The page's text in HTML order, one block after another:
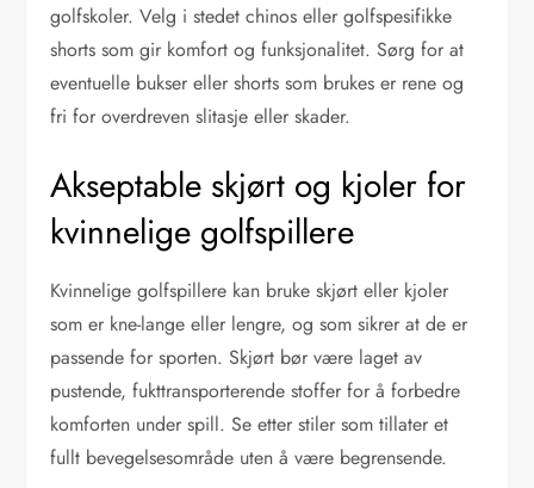
golfskoler. Velg i stedet chinos eller golfspesifikke
shorts som gir komfort og funksjonalitet. Sørg for at
eventuelle bukser eller shorts som brukes er rene og
fri for overdreven slitasje eller skader.
Akseptable skjørt og kjoler for
kvinnelige golfspillere
Kvinnelige golfspillere kan bruke skjørt eller kjoler
som er kne-lange eller lengre, og som sikrer at de er
passende for sporten. Skjørt bør være laget av
pustende, fukttransporterende stoffer for å forbedre
komforten under spill. Se etter stiler som tillater et
fullt bevegelsesområde uten å være begrensende.